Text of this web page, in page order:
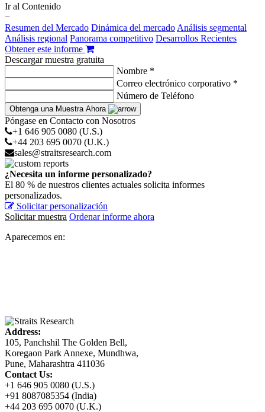
Ir al Contenido
−
Resumen del Mercado Dinámica del mercado Análisis segmental
Análisis regional Panorama competitivo Desarrollos Recientes
Obtener este informe
Descargar muestra gratuita
Nombre *
Correo electrónico corporativo *
Número de Teléfono
Obtenga una Muestra Ahora
Póngase en Contacto con Nosotros
+1 646 905 0080 (U.S.)
+44 203 695 0070 (U.K.)
sales@straitsresearch.com
¿Necesita un informe personalizado?
El 80 % de nuestros clientes actuales solicita informes
personalizados.
Solicitar personalización
Solicitar muestra Ordenar informe ahora
Aparecemos en:
Address:
105, Panchshil The Golden Bell,
Koregaon Park Annexe, Mundhwa,
Pune, Maharashtra 411036
Contact Us:
+1 646 905 0080 (U.S.)
+91 8087085354 (India)
+44 203 695 0070 (U.K.)